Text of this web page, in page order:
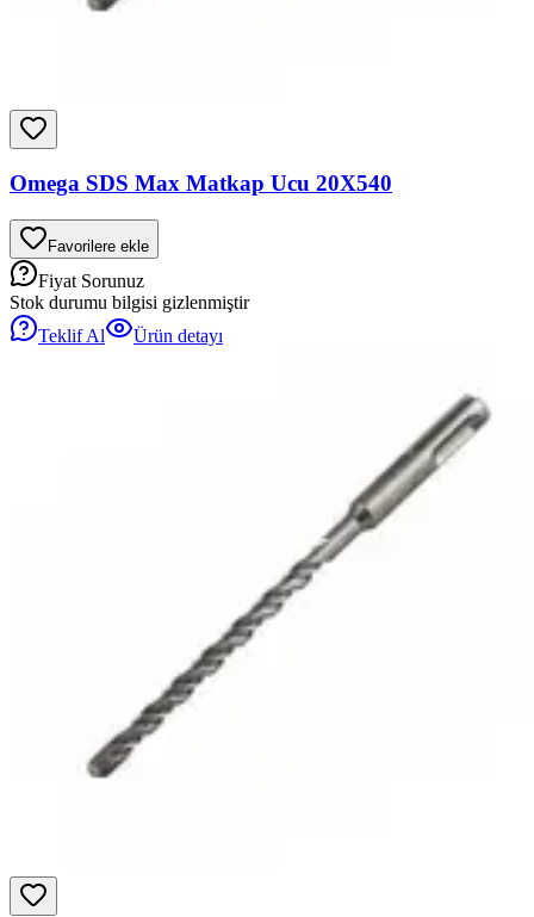
Omega SDS Max Matkap Ucu 20X540
Favorilere ekle
Fiyat Sorunuz
Stok durumu bilgisi gizlenmiştir
Teklif Al
Ürün detayı